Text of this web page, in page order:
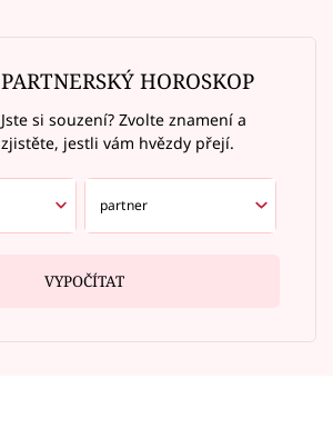
PARTNERSKÝ HOROSKOP
Jste si souzení? Zvolte znamení a
zjistěte, jestli vám hvězdy přejí.
VYPOČÍTAT